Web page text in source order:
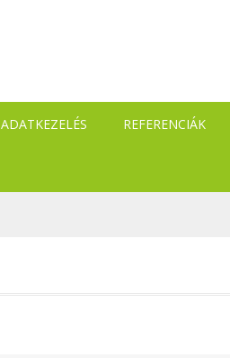
ADATKEZELÉS REFERENCIÁK